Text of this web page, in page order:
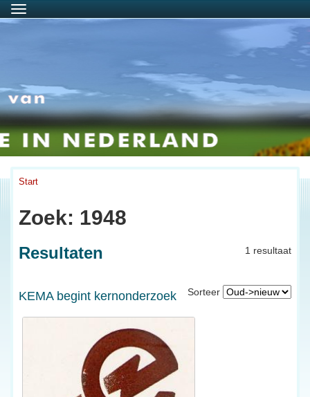
Menu
Start
Zoek: 1948
1 resultaat
Resultaten
Sorteer
KEMA begint kernonderzoek